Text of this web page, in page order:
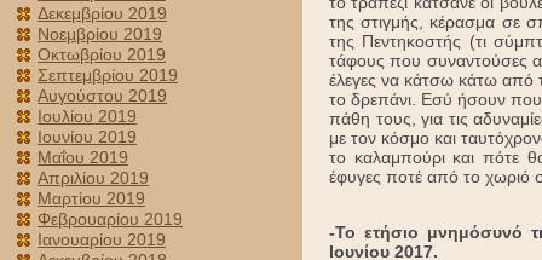
Δεκεμβρίου 2019
Νοεμβρίου 2019
Οκτωβρίου 2019
Σεπτεμβρίου 2019
Αυγούστου 2019
Ιουλίου 2019
Ιουνίου 2019
Μαΐου 2019
Απριλίου 2019
Μαρτίου 2019
Φεβρουαρίου 2019
Ιανουαρίου 2019
της στιγμής, κέρασμα σε
της Πεντηκοστής (τι
τάφους που συναντούσες
έλεγες να κάτσω κάτω από
το δρεπάνι. Εσύ ήσουν που
πάθη τους, για τις
με τον κόσμο και
το καλαμπούρι και πότε
έφυγες ποτέ από το χωριό
-Το ετήσιο μνημόσυνό
Ιουνίου 2017.